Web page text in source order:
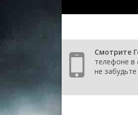
Смотрите
телефоне в
не